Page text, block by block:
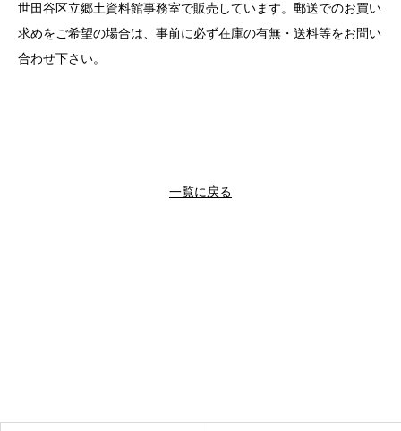
世田谷区立郷土資料館事務室で販売しています。郵送でのお買い
求めをご希望の場合は、事前に必ず在庫の有無・送料等をお問い
合わせ下さい。
一覧に戻る